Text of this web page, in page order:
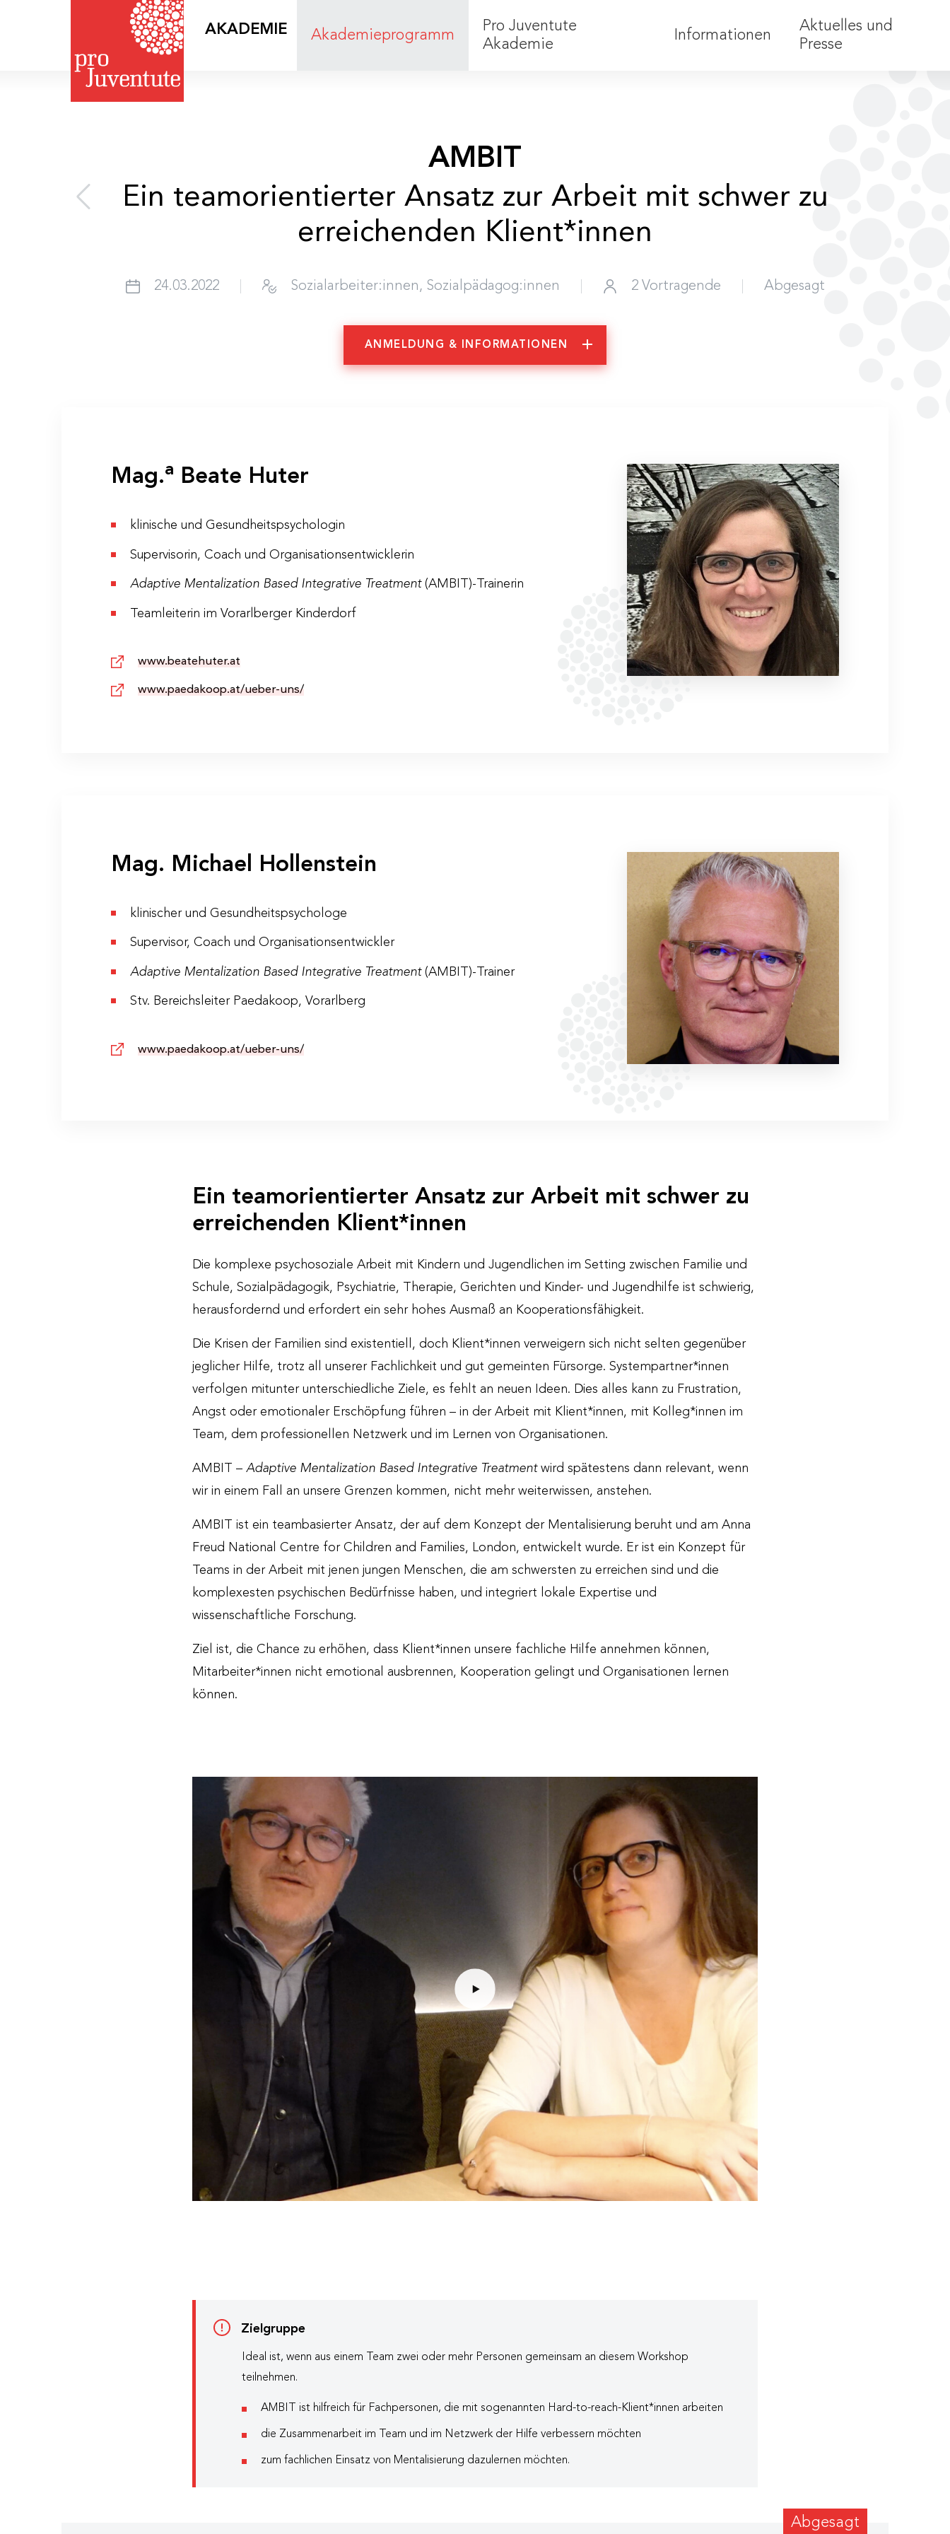
Akademieprogramm
Pro Juventute
Akademie
Informationen
Nachhaltigkeit
Aktuelles und
Presse
AKADEMIE
AMBIT
Ein teamorientierter Ansatz zur Arbeit mit schwer zu
erreichenden Klient*innen
24.03.2022 Sozialarbeiter:innen, Sozialpädagog:innen 2 Vortragende Abgesagt
ANMELDUNG & INFORMATIONEN
Anmeldung & Informationen
Veranstaltungs-ID WS 09/22
Dauer 2 Tage
Termine
Do, 24.03.2022, 9:00 – 17:00 Uhr
Fr, 25.03.2022, 9:00 – 17:00 Uhr
Kosten
Anmeldeschluss 21.03.2022
Mag.a Beate Huter
klinische und Gesundheitspsychologin
Supervisorin, Coach und Organisationsentwicklerin
Adaptive Mentalization Based Integrative Treatment(AMBIT)-Trainerin
Teamleiterin im Vorarlberger Kinderdorf
www.beatehuter.at
www.paedakoop.at/ueber-uns/
Mag. Michael Hollenstein
klinischer und Gesundheitspsychologe
Supervisor, Coach und Organisationsentwickler
Adaptive Mentalization Based Integrative Treatment(AMBIT)-Trainer
Stv. Bereichsleiter Paedakoop, Vorarlberg
www.paedakoop.at/ueber-uns/
Ein teamorientierter Ansatz zur Arbeit mit schwer zu
erreichenden Klient*innen
Die komplexe psychosoziale Arbeit mit Kindern und Jugendlichen im Setting zwischen Familie und
Schule, Sozialpädagogik, Psychiatrie, Therapie, Gerichten und Kinder- und Jugendhilfe ist schwierig,
herausfordernd und erfordert ein sehr hohes Ausmaß an Kooperationsfähigkeit.
Die Krisen der Familien sind existentiell, doch Klient*innen verweigern sich nicht selten gegenüber
jeglicher Hilfe, trotz all unserer Fachlichkeit und gut gemeinten Fürsorge. Systempartner*innen
verfolgen mitunter unterschiedliche Ziele, es fehlt an neuen Ideen. Dies alles kann zu Frustration,
Angst oder emotionaler Erschöpfung führen – in der Arbeit mit Klient*innen, mit Kolleg*innen im
Team, dem professionellen Netzwerk und im Lernen von Organisationen.
AMBIT – Adaptive Mentalization Based Integrative Treatmentwird spätestens dann relevant, wenn
wir in einem Fall an unsere Grenzen kommen, nicht mehr weiterwissen, anstehen.
AMBIT ist ein teambasierter Ansatz, der auf dem Konzept der Mentalisierung beruht und am Anna
Freud National Centre for Children and Families, London, entwickelt wurde. Er ist ein Konzept für
Teams in der Arbeit mit jenen jungen Menschen, die am schwersten zu erreichen sind und die
komplexesten psychischen Bedürfnisse haben, und integriert lokale Expertise und
wissenschaftliche Forschung.
Ziel ist, die Chance zu erhöhen, dass Klient*innen unsere fachliche Hilfe annehmen können,
Mitarbeiter*innen nicht emotional ausbrennen, Kooperation gelingt und Organisationen lernen
können.
Zielgruppe
Ideal ist, wenn aus einem Team zwei oder mehr Personen gemeinsam an diesem Workshop
teilnehmen.
AMBIT ist hilfreich für Fachpersonen, die mit sogenannten Hard-to-reach-Klient*innen arbeiten
die Zusammenarbeit im Team und im Netzwerk der Hilfe verbessern möchten
zum fachlichen Einsatz von Mentalisierung dazulernen möchten.
Abgesagt